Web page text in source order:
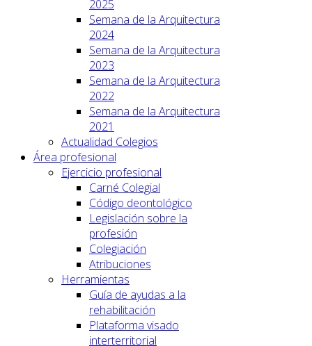
2025
Semana de la Arquitectura
2024
Semana de la Arquitectura
2023
Semana de la Arquitectura
2022
Semana de la Arquitectura
2021
Actualidad Colegios
Área profesional
Ejercicio profesional
Carné Colegial
Código deontológico
Legislación sobre la
profesión
Colegiación
Atribuciones
Herramientas
Guía de ayudas a la
rehabilitación
Plataforma visado
interterritorial